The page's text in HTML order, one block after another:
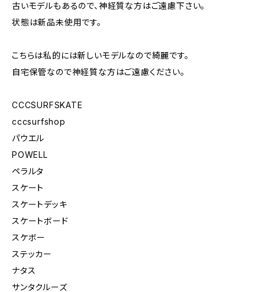
古いモデルもあるので、神経質な方はご遠慮下さい。
状態は新品未使用です。
こちらは私的には新しいモデルなので綺麗です。
自宅保管なので神経質な方はご遠慮ください。
CCCSURFSKATE
cccsurfshop
パウエル
POWELL
ペラルタ
スケート
スケートデッキ
スケートボード
スケボー
ステッカー
ナタス
サンタクルーズ